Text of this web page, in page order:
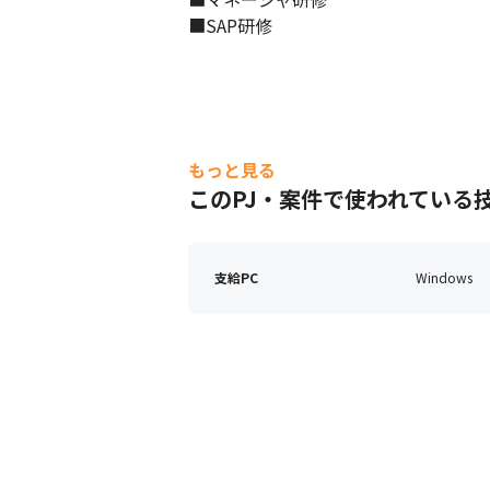
■SAP研修
もっと見る
このPJ・案件で使われている
支給PC Windows